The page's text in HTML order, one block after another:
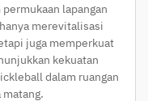
lapangan
merevitalisasi
juga memperkuat
kekuatan
dalam ruangan
matang.